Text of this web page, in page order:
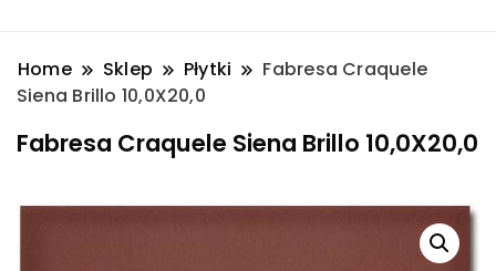
Home Sklep Płytki
Fabresa Craquele
Siena Brillo 10,0X20,0
Fabresa Craquele Siena Brillo 10,0X20,0